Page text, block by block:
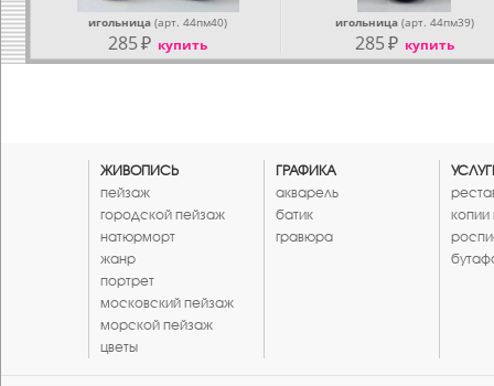
игольница (арт. 44пм40)
285₽ купить
игольница (арт. 44пм39)
285₽ купить
ЖИВОПИСЬ
пейзаж
городской пейзаж
натюрморт
жанр
портрет
московский пейзаж
морской пейзаж
цветы
ГРАФИКА
акварель
батик
гравюра
копии